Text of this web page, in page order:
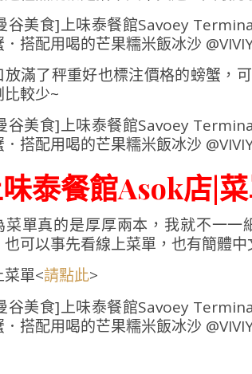
放滿了秤重好也標注價格的螃蟹，
比較少~
泰餐館Asok店|
菜單真的是厚厚兩本，我就不一
也可以事先看線上菜單，也有簡體
菜單<請點此>